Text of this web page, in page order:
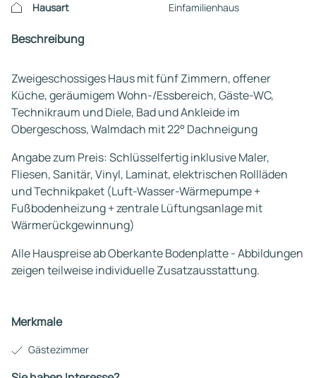
Hausart
Einfamilienhaus
Beschreibung
Zweigeschossiges Haus mit fünf Zimmern, offener
Küche, geräumigem Wohn-/Essbereich, Gäste-WC,
Technikraum und Diele, Bad und Ankleide im
Obergeschoss, Walmdach mit 22° Dachneigung
Angabe zum Preis: Schlüsselfertig inklusive Maler,
Fliesen, Sanitär, Vinyl, Laminat, elektrischen Rollläden
und Technikpaket (Luft-Wasser-Wärmepumpe +
Fußbodenheizung + zentrale Lüftungsanlage mit
Wärmerückgewinnung)
Alle Hauspreise ab Oberkante Bodenplatte - Abbildungen
zeigen teilweise individuelle Zusatzausstattung.
Merkmale
Gästezimmer